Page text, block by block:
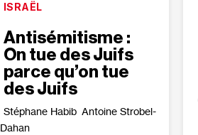
ISRAËL
Antisémitisme :
On tue des Juifs
parce qu’on tue
des Juifs
Stéphane Habib Antoine Strobel-
Dahan